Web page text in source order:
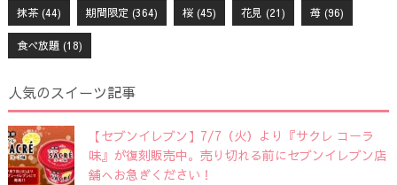
抹茶(44) 期間限定 (364) 桜(45) 花見 (21) 苺(96)
食べ放題(18)
人気のスイーツ記事
【セブンイレブン】7/7（火）より『サクレ コーラ
味』が復刻販売中。売り切れる前にセブンイレブン店
舗へお急ぎください！